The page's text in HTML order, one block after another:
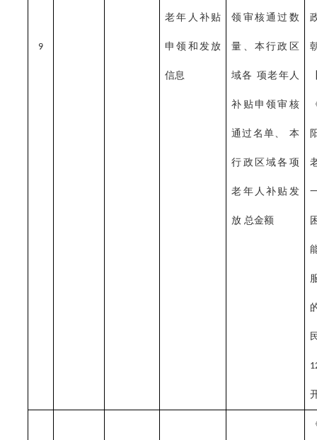
9
老年人补贴
申领和发放
信息
领审核通过数
量、本行政区
域各 项老年人
补贴申领审核
通过名单、 本
行政区域各项
老年人补贴发
放 总金额